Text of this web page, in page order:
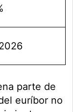
parte de
euríbor no